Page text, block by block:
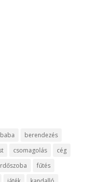
baba
berendezés
csomagolás
cég
fűtés